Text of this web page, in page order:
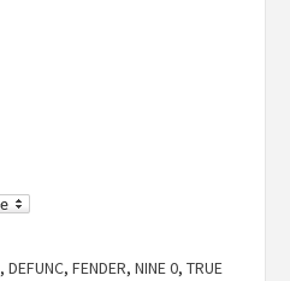
, DEFUNC, FENDER, NINE 0, TRUE